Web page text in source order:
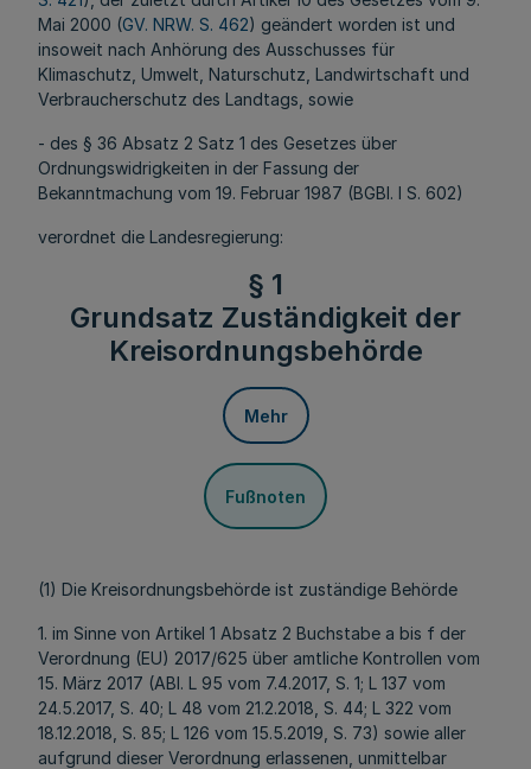
Mai 2000 (GV. NRW. S. 462) geändert worden ist und
insoweit nach Anhörung des Ausschusses für
Klimaschutz, Umwelt, Naturschutz, Landwirtschaft und
Verbraucherschutz des Landtags, sowie
- des § 36 Absatz 2 Satz 1 des Gesetzes über
Ordnungswidrigkeiten in der Fassung der
Bekanntmachung vom 19. Februar 1987 (BGBl. I S. 602)
verordnet die Landesregierung:
§ 1
Grundsatz Zuständigkeit der
Kreisordnungsbehörde
Mehr
Fußnoten
(1) Die Kreisordnungsbehörde ist zuständige Behörde
1. im Sinne von Artikel 1 Absatz 2 Buchstabe a bis f der
Verordnung (EU) 2017/625 über amtliche Kontrollen vom
15. März 2017 (ABl. L 95 vom 7.4.2017, S. 1; L 137 vom
24.5.2017, S. 40; L 48 vom 21.2.2018, S. 44; L 322 vom
18.12.2018, S. 85; L 126 vom 15.5.2019, S. 73) sowie aller
aufgrund dieser Verordnung erlassenen, unmittelbar